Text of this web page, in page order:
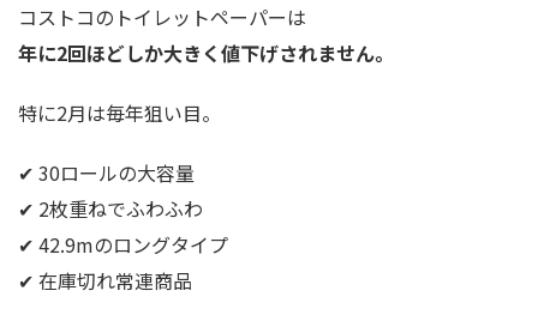
コストコのトイレットペーパーは
年に2回ほどしか大きく値下げされません。
特に2月は毎年狙い目。
✔ 30ロールの大容量
✔ 2枚重ねでふわふわ
✔ 42.9mのロングタイプ
✔ 在庫切れ常連商品